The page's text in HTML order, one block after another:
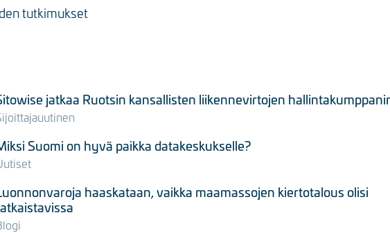
tutkimukset
jatkaa Ruotsin kansallisten liikennevirtojen
Suomi on hyvä paikka datakeskukselle?
haaskataan, vaikka maamassojen kiertotalous olisi